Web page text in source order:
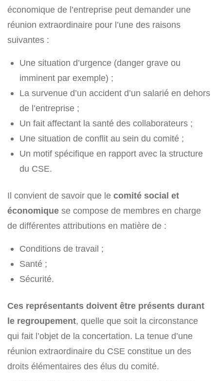
économique de l’entreprise peut demander une
réunion extraordinaire pour l’une des raisons
suivantes :
Une situation d’urgence (danger grave ou
imminent par exemple) ;
La survenue d’un accident d’un salarié en dehors
de l’entreprise ;
Un fait affectant la santé des collaborateurs ;
Une situation de conflit au sein du comité ;
Un motif spécifique en rapport avec la structure
du CSE.
Il convient de savoir que le comité social et
économique se compose de membres en charge
de différentes attributions en matière de :
Conditions de travail ;
Santé ;
Sécurité.
Ces représentants doivent être présents durant
le regroupement, quelle que soit la circonstance
qui fait l’objet de la concertation. La tenue d’une
réunion extraordinaire du CSE constitue un des
droits élémentaires des élus du comité.